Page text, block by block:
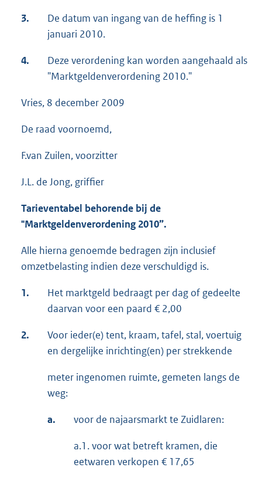
3.
De datum van ingang van de heffing is 1
januari 2010.
4.
Deze verordening kan worden aangehaald als
"Marktgeldenverordening 2010."
Vries, 8 december 2009
De raad voornoemd,
F.van Zuilen, voorzitter
J.L. de Jong, griffier
Tarieventabel behorende bij de
"Marktgeldenverordening 2010”.
Alle hierna genoemde bedragen zijn inclusief
omzetbelasting indien deze verschuldigd is.
1.
Het marktgeld bedraagt per dag of gedeelte
daarvan voor een paard € 2,00
2.
Voor ieder(e) tent, kraam, tafel, stal, voertuig
en dergelijke inrichting(en) per strekkende
meter ingenomen ruimte, gemeten langs de
weg:
a. voor de najaarsmarkt te Zuidlaren:
a.1. voor wat betreft kramen, die
eetwaren verkopen € 17,65